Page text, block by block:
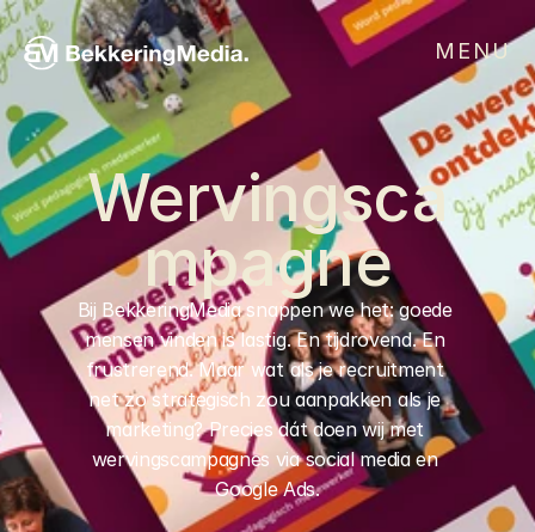
Wervingsca
mpagne
Bij BekkeringMedia snappen we het: goede
mensen vinden is lastig. En tijdrovend. En
frustrerend. Maar wat als je recruitment
net zo strategisch zou aanpakken als je
marketing? Precies dát doen wij met
wervingscampagnes via social media en
Google Ads.
MENU